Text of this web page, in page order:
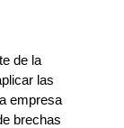
de la
las
empresa
brechas